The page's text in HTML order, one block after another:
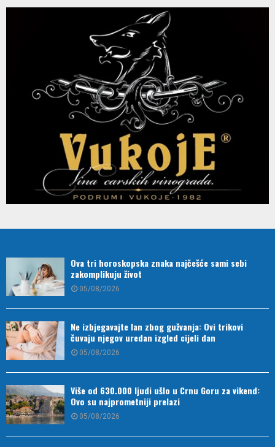
Ova tri horoskopska znaka najčešće sami sebi
zakomplikuju život
05/08/2026
Ne izbjegavajte lan zbog gužvanja: Ovi trikovi
čuvaju njegov uredan izgled cijeli dan
05/08/2026
Više od 630.000 ljudi ušlo u Crnu Goru za vikend:
Ovo su najprometniji prelazi
05/08/2026